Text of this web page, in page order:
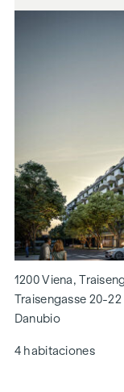
1200 Viena,
Traisengasse 20-
Danubio
4 habitaciones